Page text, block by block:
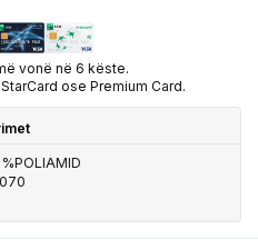
vonë në 6 këste.
ose Premium Card.